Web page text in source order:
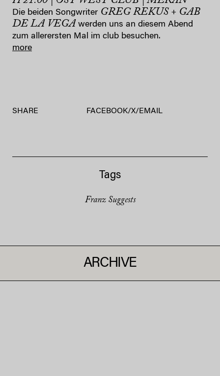
Die beiden Songwriter GREG REKUS + GAB
DE LA VEGA werden uns an diesem Abend
zum allerersten Mal im club besuchen.
more
SHARE FACEBOOK/X/ EMAIL
Tags
Franz Suggests
ARCHIVE